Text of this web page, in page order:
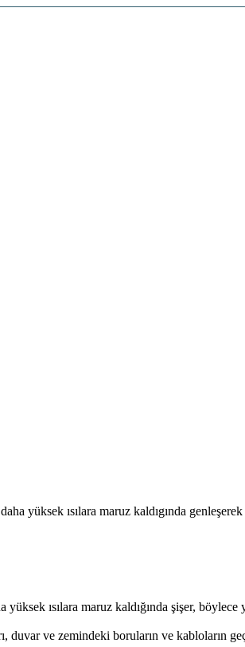
yüksek ısılara maruz kaldıgında
ısılara maruz kaldığında şişer, böylece
duvar ve zemindeki boruların ve kabloların